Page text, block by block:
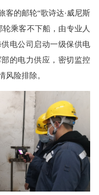
客的邮轮“歌诗达·威尼斯
乘客不下船，由专业人
电公司启动一级保供电
的电力供应，密切监控
风险排除。